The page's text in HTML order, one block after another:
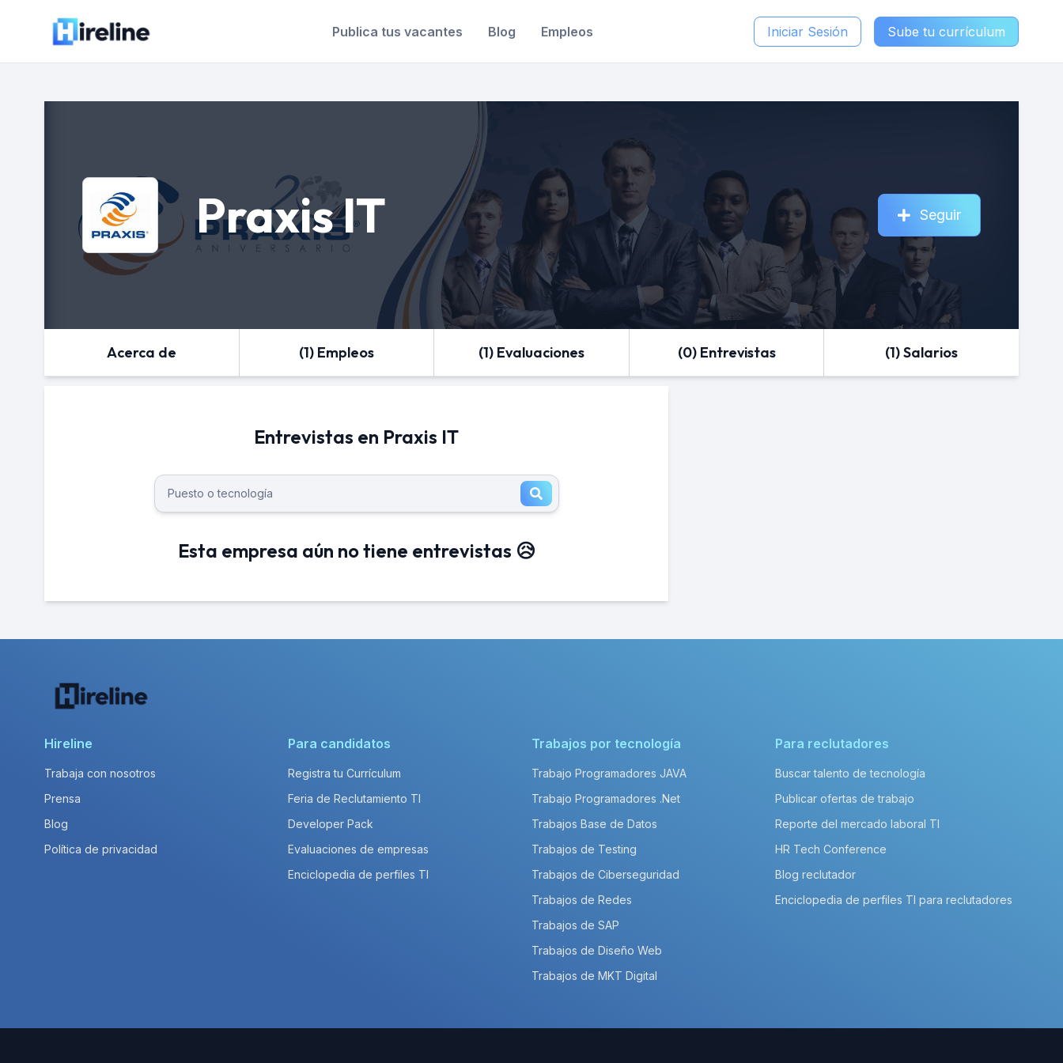
Publica tus vacantes Blog Empleos Iniciar Sesión Sube tu currículum
Praxis IT Seguir
Acerca de (1) Empleos (1) Evaluaciones (0) Entrevistas (1) Salarios
Entrevistas en Praxis IT
Esta empresa aún no tiene entrevistas 😥
Hireline
Trabaja con nosotros
Prensa
Blog
Política de privacidad
Para candidatos
Registra tu Currículum
Feria de Reclutamiento TI
Developer Pack
Evaluaciones de empresas
Enciclopedia de perfiles TI
Trabajos por tecnología
Trabajo Programadores JAVA
Trabajo Programadores .Net
Trabajos Base de Datos
Trabajos de Testing
Trabajos de Ciberseguridad
Trabajos de Redes
Trabajos de SAP
Trabajos de Diseño Web
Trabajos de MKT Digital
Para reclutadores
Buscar talento de tecnología
Publicar ofertas de trabajo
Reporte del mercado laboral TI
HR Tech Conference
Blog reclutador
Enciclopedia de perfiles TI para reclutadores